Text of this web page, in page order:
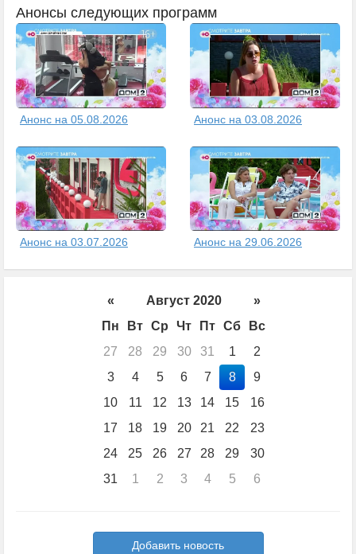
Анонсы следующих программ
Анонс на 05.08.2026 Анонс на 03.08.2026
Анонс на 03.07.2026 Анонс на 29.06.2026
« Август 2020
»
Пн
Вт Ср Чт Пт Сб
Вс
27
28 29 30 31 1
2
3
4 5 6 7 8
9
10
11 12 13 14 15
16
17
18 19 20 21 22
23
24
25 26 27 28 29
30
31
1 2 3 4 5 6
Добавить новость